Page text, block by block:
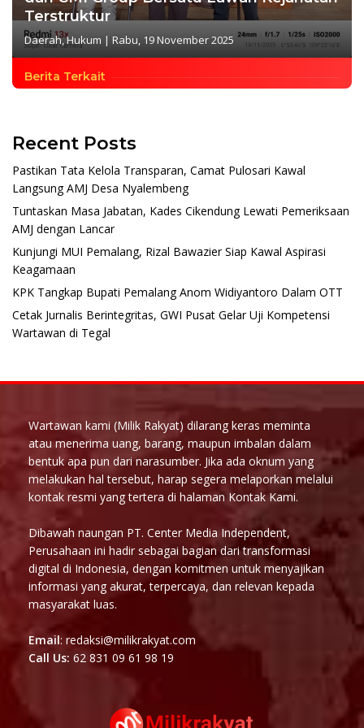
Terstruktur
Daerah,Hukum | Rabu, 19 November 2025
Berita Terkait
Recent Posts
Pastikan Tata Kelola Transparan, Camat Pulosari Kawal
Langsung AMJ Desa Nyalembeng
Tuntaskan Masa Jabatan, Kades Cikendung Lewati Pemeriksaan
AMJ dengan Lancar
Kunjungi MUI Pemalang, Rizal Bawazier Siap Kawal Aspirasi
Keagamaan
KPK Tangkap Bupati Pemalang Anom Widiyantoro Dalam OTT
Cetak Jurnalis Berintegritas, GWI Pusat Gelar Uji Kompetensi
Wartawan di Tegal
Wartawan kami (Milik Rakyat) dilarang keras meminta
atau menerima uang, barang, maupun imbalan dalam
bentuk apa pun dari narasumber. Jika ada oknum yang
melakukan hal tersebut, harap segera melaporkan melalui
kontak resmi yang tertera di halaman Kontak Kami.
Dibawah naungan PT. Center Media Independent,
Perusahaan ini hadir sebagai bagian dari transformasi
digital di Indonesia, dengan komitmen untuk menyajikan
informasi yang akurat, terpercaya, dan relevan kepada
masyarakat luas.
Email: redaksi@milikrakyat.com
Call Us: 62 831 09 61 98 19